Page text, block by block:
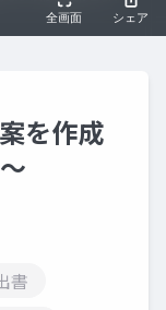
を作成
書